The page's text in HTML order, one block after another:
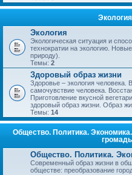
Экология
Экологическая ситуация и
технократии на экологию.
природу).
Темы: 2
Здоровый образ жизни
Здоровье – экология человека.
самочувствие человека.
Приготовление вкусной
здоровый образ жизни. Образ
Темы: 14
Общество. Политика.
Общество. Политика.
Современный образ жизни в
обществе: преобразование